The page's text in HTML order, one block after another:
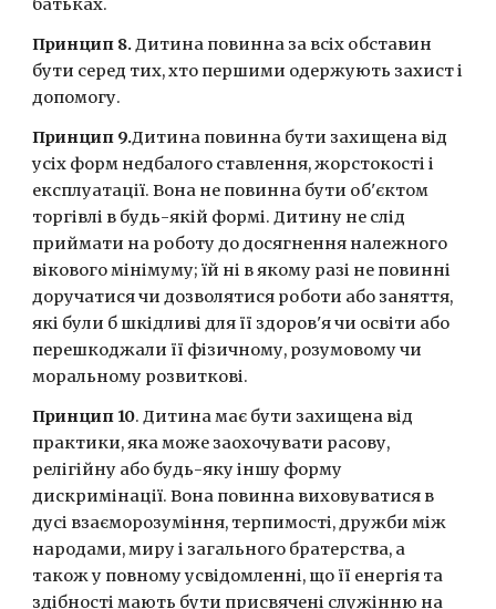
батьках.
Принцип 8. Дитина повинна за всіх обставин
бути серед тих, хто першими одержують захист і
допомогу.
Принцип 9.Дитина повинна бути захищена від
усіх форм недбалого ставлення, жорстокості і
експлуатації. Вона не повинна бути об'єктом
торгівлі в будь-якій формі. Дитину не слід
приймати на роботу до досягнення належного
вікового мінімуму; їй ні в якому разі не повинні
доручатися чи дозволятися роботи або заняття,
які були б шкідливі для її здоров'я чи освіти або
перешкоджали її фізичному, розумовому чи
моральному розвиткові.
Принцип 10. Дитина має бути захищена від
практики, яка може заохочувати расову,
релігійну або будь-яку іншу форму
дискримінації. Вона повинна виховуватися в
дусі взаєморозуміння, терпимості, дружби між
народами, миру і загального братерства, а
також у повному усвідомленні, що її енергія та
здібності мають бути присвячені служінню на